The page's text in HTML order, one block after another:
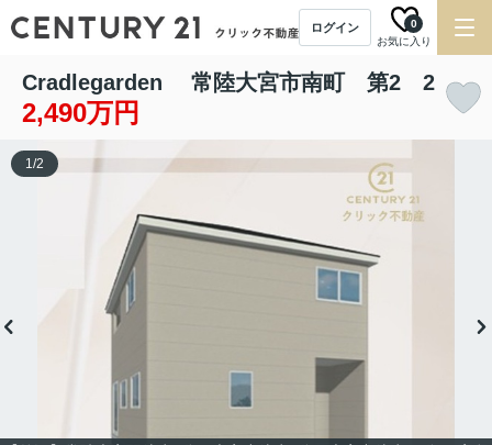
ログイン
お気に入り
0
Cradlegarden 常陸大宮市南町 第2 2
2,490万円
1/2